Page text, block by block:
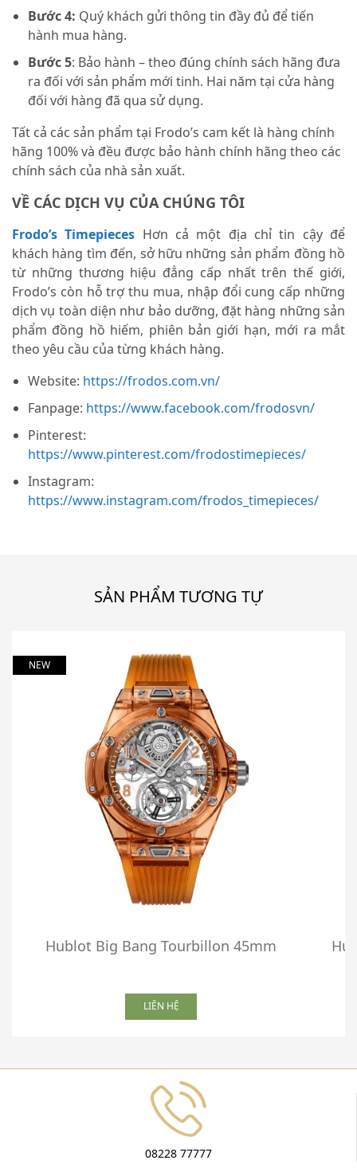
Bước 4: Quý khách gửi thông tin đầy đủ để tiến
hành mua hàng.
Bước 5: Bảo hành – theo đúng chính sách hãng đưa
ra đối với sản phẩm mới tinh. Hai năm tại cửa hàng
đối với hàng đã qua sử dụng.
Tất cả các sản phẩm tại Frodo’s cam kết là hàng chính
hãng 100% và đều được bảo hành chính hãng theo các
chính sách của nhà sản xuất.
VỀ CÁC DỊCH VỤ CỦA CHÚNG TÔI
Frodo’s Timepieces Hơn cả một địa chỉ tin cậy để
khách hàng tìm đến, sở hữu những sản phẩm đồng hồ
từ những thương hiệu đẳng cấp nhất trên thế giới,
Frodo’s còn hỗ trợ thu mua, nhập đổi cung cấp những
dịch vụ toàn diện như bảo dưỡng, đặt hàng những sản
phẩm đồng hồ hiếm, phiên bản giới hạn, mới ra mắt
theo yêu cầu của từng khách hàng.
Website: https://frodos.com.vn/
Fanpage: https://www.facebook.com/frodosvn/
Pinterest:
https://www.pinterest.com/frodostimepieces/
Instagram:
https://www.instagram.com/frodos_timepieces/
SẢN PHẨM TƯƠNG TỰ
NEW
Hublot Big Bang Tourbillon 45mm
LIÊN HỆ
08228 77777